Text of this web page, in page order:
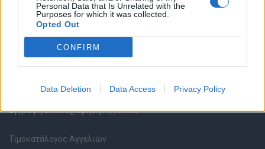
Personal Data that Is Unrelated with the
Purposes for which it was collected.
Opted Out
CONFIRM
Data Deletion Data Access Privacy Policy
Ερωτήσεις συνεντεύξεων
Υπολογισμός καθαρού μισθού
Εγγραφή & Καταχώρηση Αγγελίας
Τιμοκατάλογος Αγγελιών